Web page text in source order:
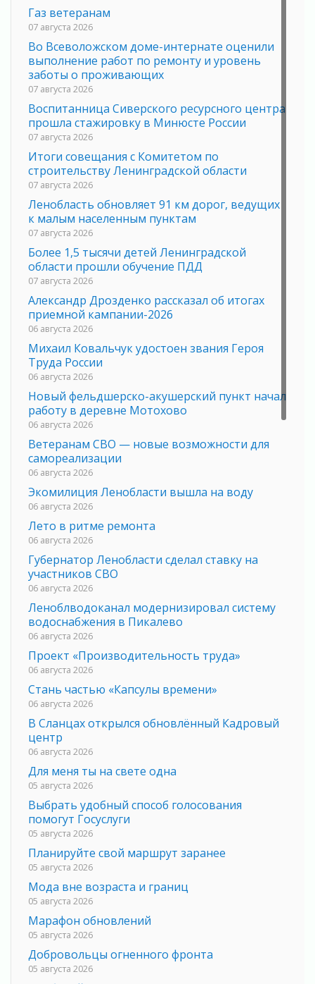
Газ ветеранам
07 августа 2026
Во Всеволожском доме-интернате оценили
выполнение работ по ремонту и уровень
заботы о проживающих
07 августа 2026
Воспитанница Сиверского ресурсного центра
прошла стажировку в Минюсте России
07 августа 2026
Итоги совещания с Комитетом по
строительству Ленинградской области
07 августа 2026
Ленобласть обновляет 91 км дорог, ведущих
к малым населенным пунктам
07 августа 2026
Более 1,5 тысячи детей Ленинградской
области прошли обучение ПДД
07 августа 2026
Александр Дрозденко рассказал об итогах
приемной кампании-2026
06 августа 2026
Михаил Ковальчук удостоен звания Героя
Труда России
06 августа 2026
Новый фельдшерско-акушерский пункт начал
работу в деревне Мотохово
06 августа 2026
Ветеранам СВО — новые возможности для
самореализации
06 августа 2026
Экомилиция Ленобласти вышла на воду
06 августа 2026
Лето в ритме ремонта
06 августа 2026
Губернатор Ленобласти сделал ставку на
участников СВО
06 августа 2026
Леноблводоканал модернизировал систему
водоснабжения в Пикалево
06 августа 2026
Проект «Производительность труда»
06 августа 2026
Стань частью «Капсулы времени»
06 августа 2026
В Сланцах открылся обновлённый Кадровый
центр
06 августа 2026
Для меня ты на свете одна
05 августа 2026
Выбрать удобный способ голосования
помогут Госуслуги
05 августа 2026
Планируйте свой маршрут заранее
05 августа 2026
Мода вне возраста и границ
05 августа 2026
Марафон обновлений
05 августа 2026
Добровольцы огненного фронта
05 августа 2026